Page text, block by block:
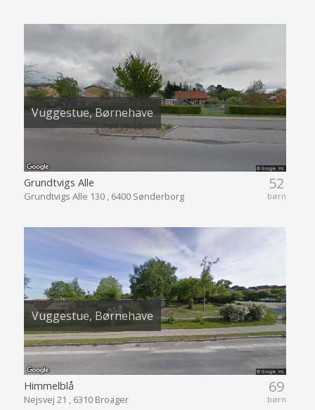
Vuggestue, Børnehave
52
børn
Grundtvigs Alle
Grundtvigs Alle 130 , 6400 Sønderborg
Vuggestue, Børnehave
69
børn
Himmelblå
Nejsvej 21 , 6310 Broager